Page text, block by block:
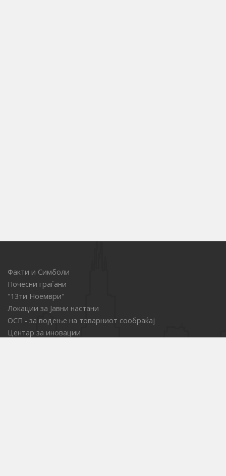
Факти и Симболи
Почесни граѓани
"13ти Ноември"
Локации за Јавни настани
ОСП - за водење на товарниот сообраќај
Центар за иновации